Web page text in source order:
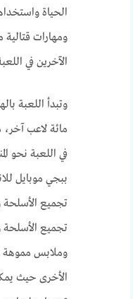
الحياة
ومهارات
الآخرين في
وتبدأ اللعبة
مائة لاعب
في اللعبة نحو
تجميع الأسلحة
تجميع
وملابس مموهة
الأخرى حيث